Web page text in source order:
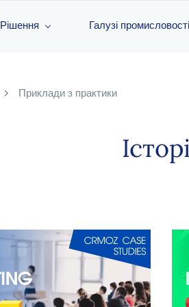
Рішення Галузі промисловості
Приклади з практики